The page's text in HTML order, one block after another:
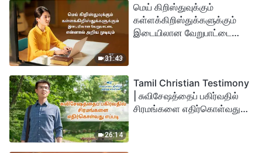
31:43
மெய் கிறிஸ்துவுக்கும்
கள்ளக்கிறிஸ்துக்களுக்கும்
இடையிலான வேறுபாட்டை
26:14
Tamil Christian Testimony
| சுவிசேஷத்தைப் பகிர்வதில்
சிரமங்களை எதிர்கொள்வது